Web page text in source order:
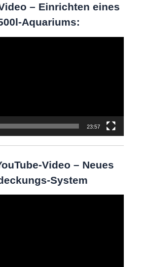
– Einrichten eines
Aquariums:
23:57
Video – Neues
System